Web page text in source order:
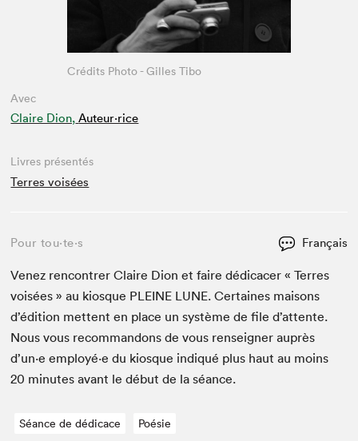
Avec
Claire Dion, Auteur·rice
Crédits Photo - Gilles Tibo
Livres présentés
Terres voisées
Pour tou⋅te⋅s Français
Venez ren­con­tr­er Claire Dion et faire dédi­cac­er « Ter­res
voisées » au kiosque PLEINE LUNE. Cer­taines maisons
d’édi­tion met­tent en place un sys­tème de file d’at­tente.
Nous vous recom­man­dons de vous ren­seign­er auprès
d’un·e employé·e du kiosque indiqué plus haut au moins
20 min­utes avant le début de la séance.
Séance de dédicace Poésie